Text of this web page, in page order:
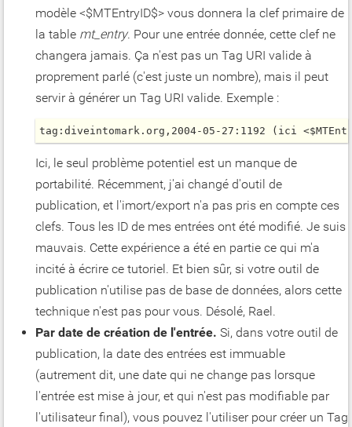
modèle <$MTEntryID$> vous donnera la clef primaire de
la table mt_entry. Pour une entrée donnée, cette clef ne
changera jamais. Ça n'est pas un Tag URI valide à
proprement parlé (c'est juste un nombre), mais il peut
servir à générer un Tag URI valide. Exemple :
tag:diveintomark.org,2004-05-27:1192 (ici
Ici, le seul problème potentiel est un manque de
portabilité. Récemment, j'ai changé d'outil de
publication, et l'imort/export n'a pas pris en compte ces
clefs. Tous les ID de mes entrées ont été modifié. Je suis
mauvais. Cette expérience a été en partie ce qui m'a
incité à écrire ce tutoriel. Et bien sûr, si votre outil de
publication n'utilise pas de base de données, alors cette
technique n'est pas pour vous. Désolé, Rael.
Par date de création de l'entrée. Si, dans votre outil de
publication, la date des entrées est immuable
(autrement dit, une date qui ne change pas lorsque
l'entrée est mise à jour, et qui n'est pas modifiable par
l'utilisateur final), vous pouvez l'utiliser pour créer un Tag